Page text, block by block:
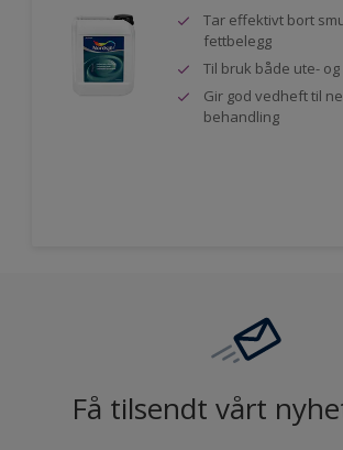
Tar effektivt bort
fettbelegg
Til bruk både ute-
Gir god vedheft til
behandling
Få tilsendt vårt